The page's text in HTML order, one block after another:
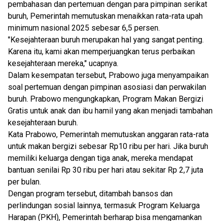
pembahasan dan pertemuan dengan para pimpinan serikat
buruh, Pemerintah memu­tuskan menaikkan rata-rata upah
minimum nasional 2025 sebesar 6,5 persen.
"Kesejahteraan buruh merupakan hal yang sangat penting.
Karena itu, kami akan memperjuangkan terus perbaikan
kesejahteraan mereka," ucapnya.
Dalam kesempatan tersebut, Prabo­wo juga menyampaikan
soal pertemuan dengan pimpinan asosiasi dan perwakilan
buruh. Prabowo mengungkapkan, Program Makan Bergizi
Gratis untuk anak dan ibu hamil yang akan menjadi tambahan
kesejahteraan buruh.
Kata Prabowo, Pemerintah memutuskan anggaran rata-rata
untuk makan bergizi sebesar Rp10 ribu per hari. Jika buruh
memiliki keluarga dengan tiga anak, mereka mendapat
bantuan senilai Rp 30 ribu per hari atau sekitar Rp 2,7 juta
per bulan.
Dengan program tersebut, ditambah bansos dan
perlindungan sosial lain­nya, termasuk Program Keluarga
Harapan (PKH), Pemerintah berharap bisa mengamankan